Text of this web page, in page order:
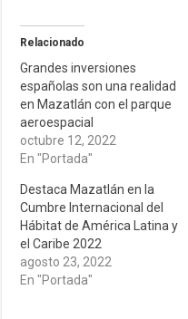
Relacionado
Grandes inversiones
españolas son una realidad
en Mazatlán con el parque
aeroespacial
octubre 12, 2022
En "Portada"
Destaca Mazatlán en la
Cumbre Internacional del
Hábitat de América Latina y
el Caribe 2022
agosto 23, 2022
En "Portada"